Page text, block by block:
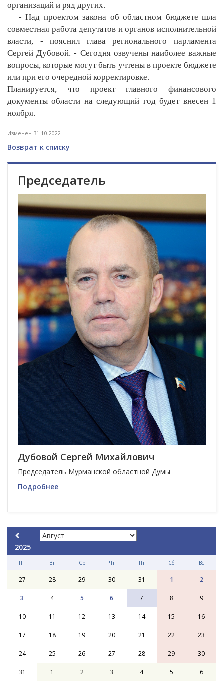
организаций и ряд других.
- Над проектом закона об областном бюджете шла
совместная работа депутатов и органов исполнительной
власти, - пояснил глава регионального парламента
Сергей Дубовой. - Сегодня озвучены наиболее важные
вопросы, которые могут быть учтены в проекте бюджете
или при его очередной корректировке.
Планируется, что проект главного финансового
документы области на следующий год будет внесен 1
ноября.
Изменен 31.10.2022
Возврат к списку
Председатель
Дубовой Сергей Михайлович
Председатель Мурманской областной Думы
Подробнее
2025
Пн Вт Ср Чт Пт Сб Вс
27 28 29 30 31 1 2
3 4 5 6 7 8 9
10 11 12 13 14 15 16
17 18 19 20 21 22 23
24 25 26 27 28 29 30
31 1 2 3 4 5 6